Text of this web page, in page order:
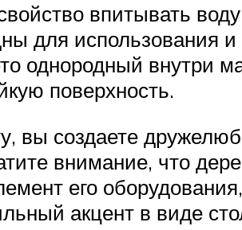
впитывать
для использования
однородный внутри
поверхность.
вы создаете
внимание, что
его
акцент в виде